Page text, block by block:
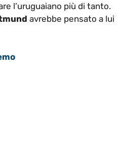
l’uruguaiano più di tanto.
avrebbe pensato a lui